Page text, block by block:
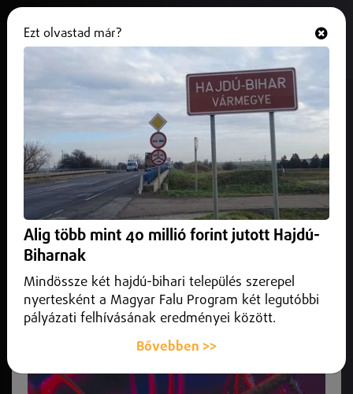
A húsevő baktérium, akár 48 óra
alatt végezhet egy emberrel.
2025. augusztus 05. Külföld
A klímaváltozás hatására terjed az úgynevezett húsevő
Ezt olvastad már?
Alig több mint 40 millió forint jutott Hajdú-
Biharnak
Mindössze két hajdú-bihari település szerepel
nyertesként a Magyar Falu Program két legutóbbi
pályázati felhívásának eredményei között.
Bővebben >>